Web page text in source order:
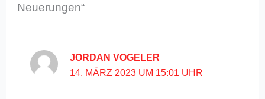
Neuerungen“
JORDAN VOGELER
14. MÄRZ 2023 UM 15:01 UHR